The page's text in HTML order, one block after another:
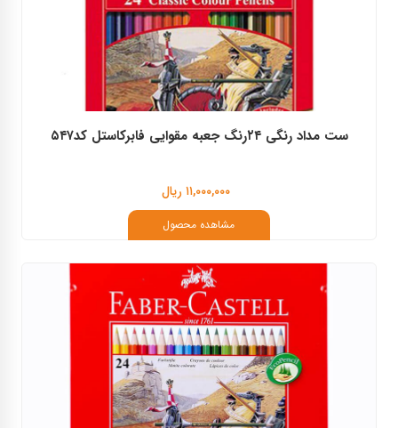
ست مداد رنگی ۲۴رنگ جعبه مقوایی فابرکاستل کد۵۴۷
۱۱,۰۰۰,۰۰۰ ریال
مشاهده محصول